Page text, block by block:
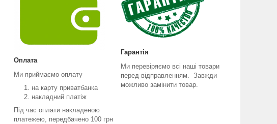
Оплата
Ми приймаємо оплату
на карту приватбанка
накладний платіж
Під час оплати накладеною
платежею, передбачено 100 грн
Гарантія
Ми перевіряємо всі наші товари
перед відправленням. Завжди
можливо замінити товар.